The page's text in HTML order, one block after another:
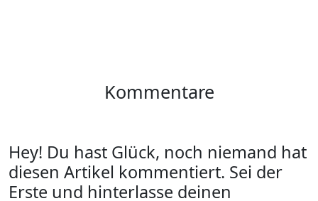
Kommentare
Hey! Du hast Glück, noch niemand hat
diesen Artikel kommentiert. Sei der
Erste und hinterlasse deinen